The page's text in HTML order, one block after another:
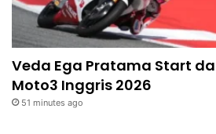
Veda Ega Pratama Start
Moto3 Inggris 2026
51 minutes ago